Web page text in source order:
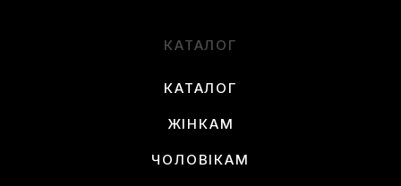
КАТАЛОГ
КАТАЛОГ
ЖІНКАМ
ЧОЛОВІКАМ